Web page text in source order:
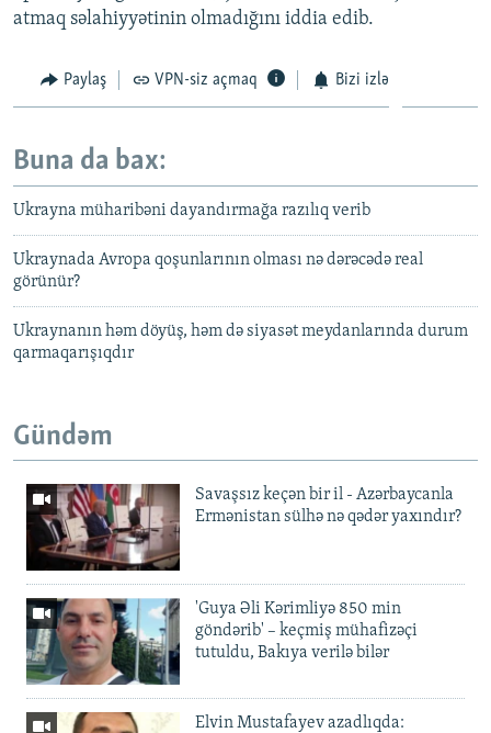
atmaq səlahiyyətinin olmadığını iddia edib.
Paylaş VPN-siz açmaq Bizi izlə
Buna da bax:
Ukrayna müharibəni dayandırmağa razılıq verib
Ukraynada Avropa qoşunlarının olması nə dərəcədə real
görünür?
Ukraynanın həm döyüş, həm də siyasət meydanlarında durum
qarmaqarışıqdır
Gündəm
Savaşsız keçən bir il - Azərbaycanla
Ermənistan sülhə nə qədər yaxındır?
'Guya Əli Kərimliyə 850 min
göndərib' – keçmiş mühafizəçi
tutuldu, Bakıya verilə bilər
Elvin Mustafayev azadlıqda: